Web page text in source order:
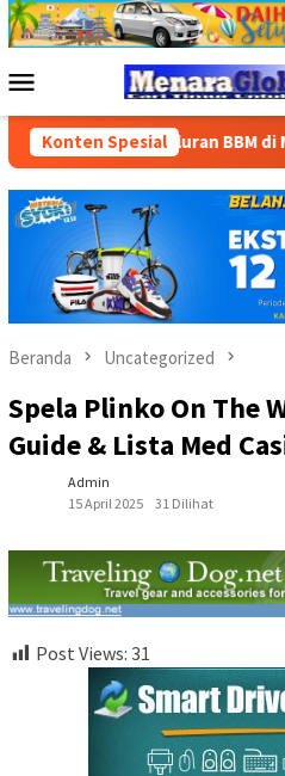
Loncat
ke
Mobile
Konten Spesial
Penyaluran BBM di Masohi
Beranda Uncategorized
Spela Plinko On The
Guide & Lista Med
Admin
15 April 2025
31 Dilihat
Post Views: 31